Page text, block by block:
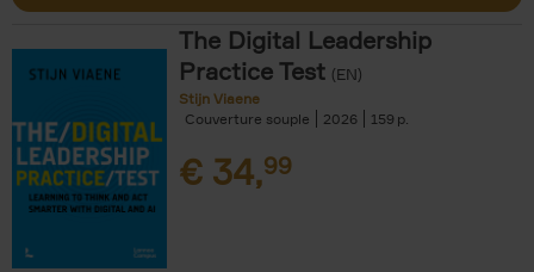
The Digital Leadership
Practice Test (EN)
Stijn Viaene
Couverture souple
2026 159
€ 34,99